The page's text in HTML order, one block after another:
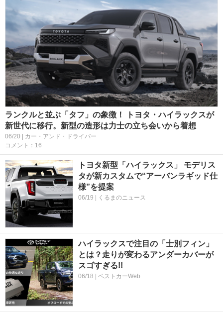
ランクルと並ぶ「タフ」の象徴！ トヨタ・ハイラックスが
新世代に移行。新型の造形は力士の立ち会いから着想
06/20 | カー・アンド・ドライバー
コメント：16
トヨタ新型「ハイラックス」 モデリス
タが新カスタムで“アーバンラギッド仕
様”を提案
06/19 | くるまのニュース
ハイラックスで注目の「士別フィン」
とは？走りが変わるアンダーカバーが
スゴすぎる!!
06/18 | ベストカーWeb